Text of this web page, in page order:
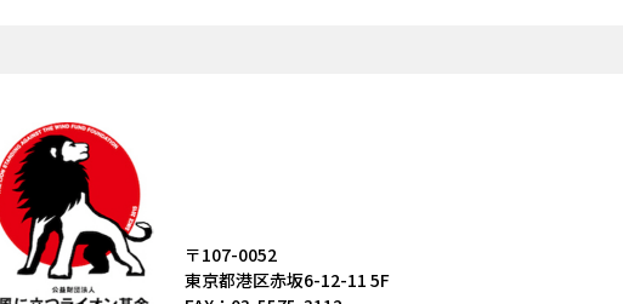
〒107-0052
東京都港区赤坂6-12-11 5F